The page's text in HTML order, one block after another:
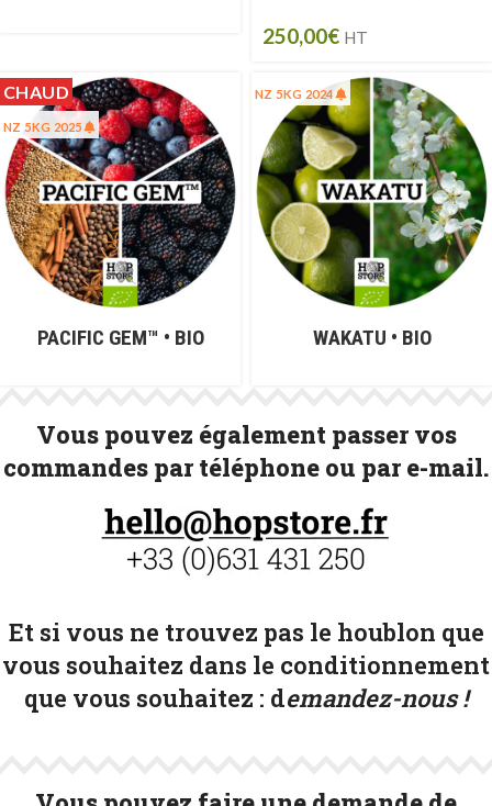
250,00€ HT
CHAUD
NZ 5KG 2025
PACIFIC GEM™ • BIO
NZ 5KG 2024
WAKATU • BIO
Vous pouvez également passer vos
commandes par téléphone ou par e-mail.
Et si vous ne trouvez pas le houblon que
vous souhaitez dans le conditionnement
que vous souhaitez : demandez-nous !